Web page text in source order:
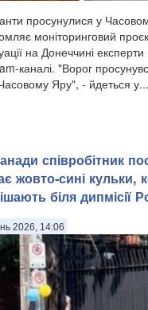
просунулися у
моніторинговий
на Донеччині
каналі. "Ворог
Часовому Яру", - йдеться у...
співробітник
жовто-сині кульки,
біля дипмісії
2026, 14:06